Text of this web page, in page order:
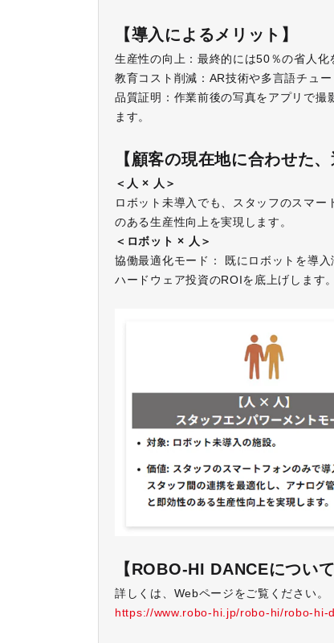
【導入によるメリット】
生産性の向上：最終的には50％の省人化
教育コスト削減：AR技術や多言語チュ
品質証明：作業前後の写真をアプリで撮
ます。
【顧客の現在地に合わせた
＜人 × 人＞
ロボット未導入でも、スタッフのスマ
のある生産性向上を実現します。
＜ロボット × 人＞
協働最適化モード： 既にロボットを導
ハードウェア投資のROIを底上げします。
【ROBO-HI DANCEについて
詳しくは、Webページをご覧ください。
https://www.robo-hi.jp/robo-hi/robo-hi-